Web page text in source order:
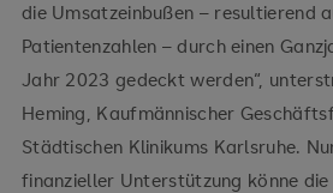
die Umsatzeinbußen – resultierend
Patientenzahlen – durch einen
Jahr 2023 gedeckt werden“,
Heming, Kaufmännischer
Städtischen Klinikums Karlsruhe.
finanzieller Unterstützung könne